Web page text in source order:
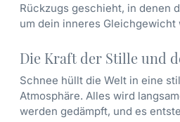
Rückzugs geschieht, in denen
um dein inneres
Die Kraft der Stille und
Schnee hüllt die Welt in eine
Atmosphäre. Alles wird
werden gedämpft, und es